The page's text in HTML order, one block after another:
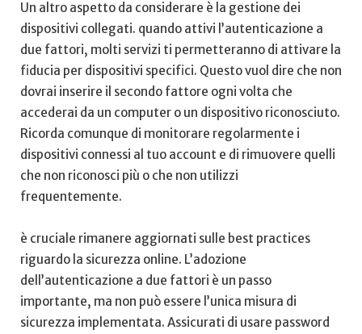
Un altro aspetto da⁣ considerare è la gestione dei
dispositivi collegati. quando attivi l’autenticazione a
due fattori, molti servizi ti permetteranno di attivare la
fiducia per dispositivi specifici. Questo vuol dire‌ che non
dovrai inserire il secondo⁣ fattore⁢ ogni ‌volta che
accederai da un computer o un dispositivo ​riconosciuto.
Ricorda comunque di monitorare regolarmente i
dispositivi connessi ⁢al‍ tuo account e di rimuovere quelli
che non riconosci più ‌o che non utilizzi
frequentemente.
è cruciale rimanere aggiornati sulle best practices
riguardo‍ la sicurezza online.‍ L’adozione
dell’autenticazione a due fattori è un passo⁣
importante, ma non può essere l’unica misura di
sicurezza implementata. Assicurati di usare password